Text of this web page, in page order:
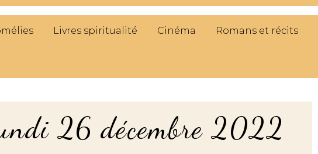
Livres spiritualité Cinéma Romans et récits
26 décembre 2022